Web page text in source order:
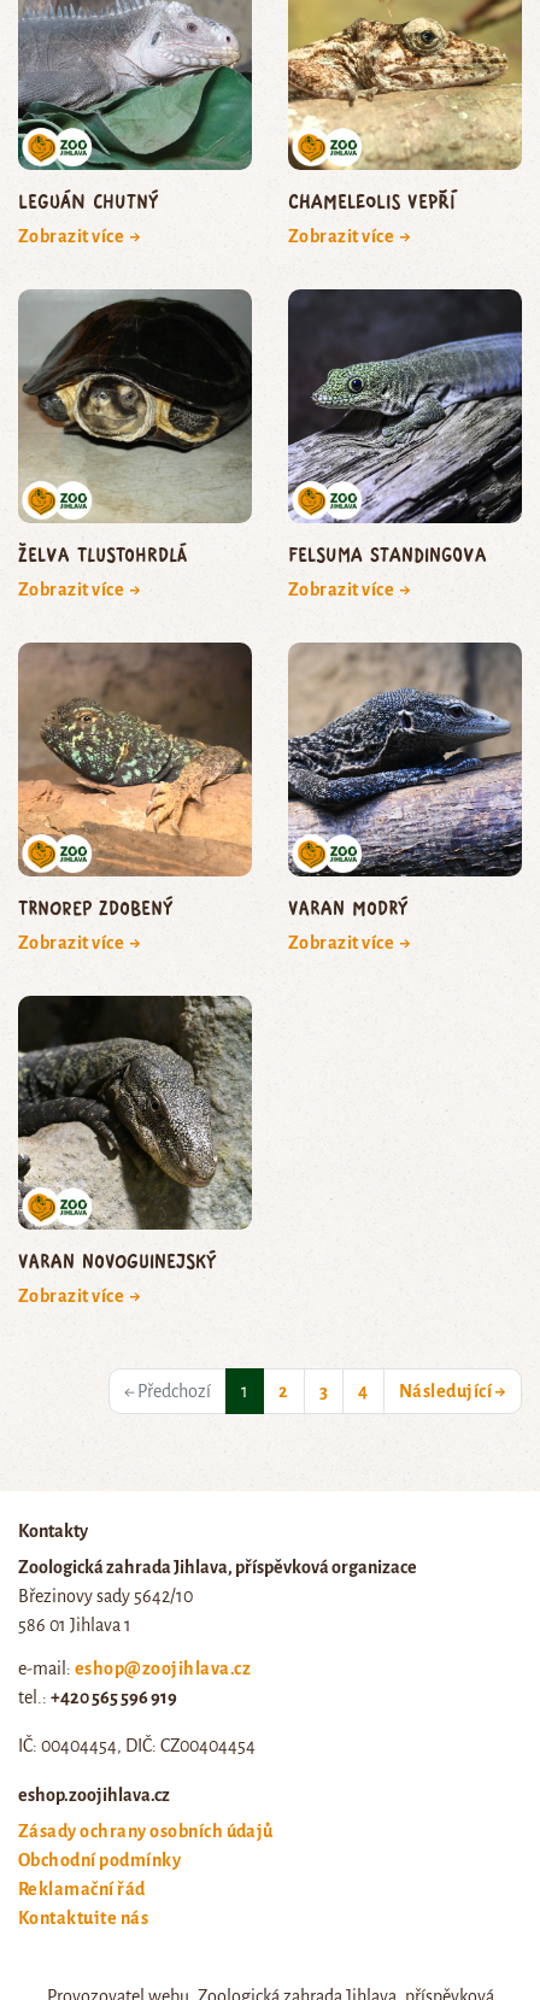
leguán chutný
Zobrazit více →
chameleolis vepří
Zobrazit více →
želva tlustohrdlá
Zobrazit více →
felsuma Standingova
Zobrazit více →
trnorep zdobený
Zobrazit více →
varan modrý
Zobrazit více →
varan novoguinejský
Zobrazit více →
← Předchozí 1 (current)
2 3 4 Následující →
Kontakty
Zoologická zahrada Jihlava, příspěvková organizace
Březinovy sady 5642/10
586 01 Jihlava 1
e-mail: eshop@zoojihlava.cz
tel.: +420 565 596 919
IČ: 00404454, DIČ: CZ00404454
eshop.zoojihlava.cz
Zásady ochrany osobních údajů
Obchodní podmínky
Reklamační řád
Kontaktujte nás